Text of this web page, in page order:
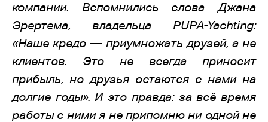
компании. Вспомнились слова Джана
Эрертема, владельца PUPA-Yachting:
«Наше кредо — приумножать друзей, а не
клиентов. Это не всегда приносит
прибыль, но друзья остаются с нами на
долгие годы». И это правда: за всё время
работы с ними я не припомню ни одной не